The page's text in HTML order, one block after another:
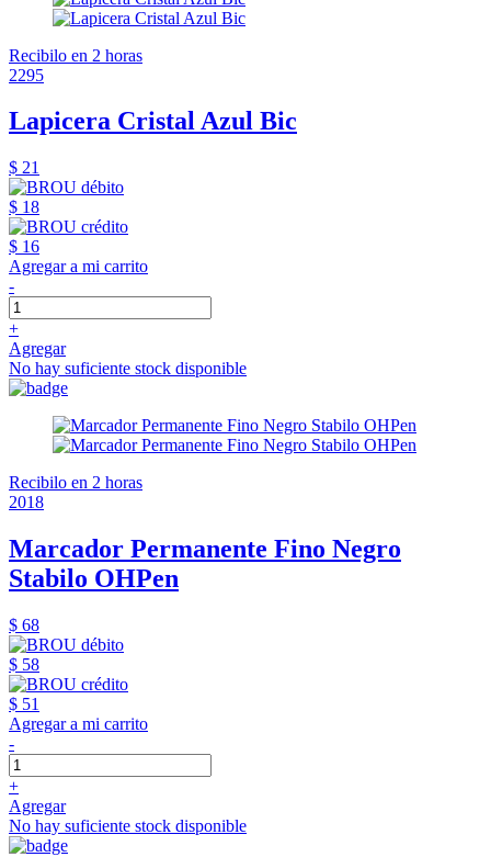
Recibilo en 2 horas
2295
Lapicera Cristal Azul Bic
$ 21
$ 18
$ 16
Agregar a mi carrito
-
+
Agregar
No hay suficiente stock disponible
Recibilo en 2 horas
2018
Marcador Permanente Fino Negro
Stabilo OHPen
$ 68
$ 58
$ 51
Agregar a mi carrito
-
+
Agregar
No hay suficiente stock disponible